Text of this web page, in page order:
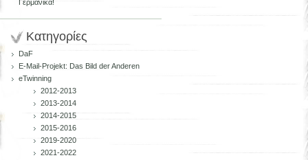
Γερμανικά!
Kατηγορίες
DaF
E-Mail-Projekt: Das Bild der Anderen
eTwinning
2012-2013
2013-2014
2014-2015
2015-2016
2019-2020
2021-2022